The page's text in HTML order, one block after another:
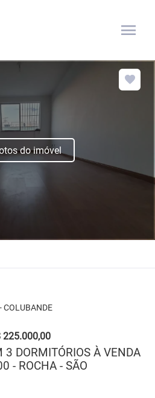
menu
do imóvel
COLUBANDE
225.000,00
3 DORMITÓRIOS À VENDA
- ROCHA - SÃO